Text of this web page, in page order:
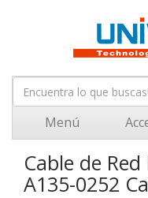
Menú
Cable de Red
A135-0252